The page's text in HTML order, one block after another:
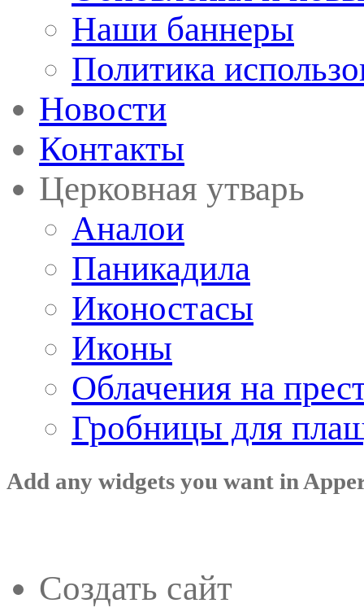
Наши баннеры
Политика
Новости
Контакты
Церковная утварь
Аналои
Паникадила
Иконостасы
Иконы
Облачения на
Гробницы для
Add any widgets you want in
Создать сайт